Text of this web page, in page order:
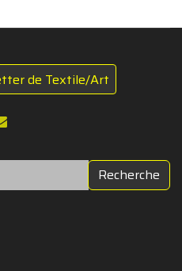
de Textile/Art
Recherche